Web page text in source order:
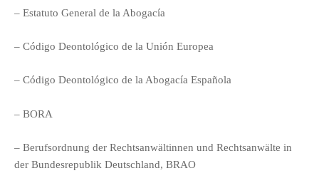
– Estatuto General de la Abogacía
– Código Deontológico de la Unión Europea
– Código Deontológico de la Abogacía Española
– BORA
– Berufsordnung der Rechtsanwältinnen und Rechtsanwälte in
der Bundesrepublik Deutschland, BRAO